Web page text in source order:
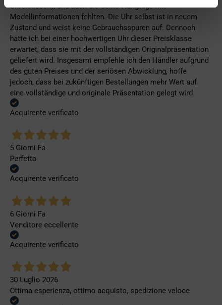
Uhrenkissen), und auch die Seiko-Hangtags mit
Modellinformationen fehlten. Die Uhr selbst ist in neuem
Zustand und weist keine Gebrauchsspuren auf. Dennoch
hätte ich bei einer hochwertigen Uhr dieser Preisklasse
erwartet, dass sie mit der vollständigen Originalpräsentation
geliefert wird. Insgesamt empfehle ich den Händler aufgrund
des guten Preises und der seriösen Abwicklung, hoffe
jedoch, dass bei zukünftigen Bestellungen mehr Wert auf
eine vollständige und originale Präsentation gelegt wird.
Acquirente verificato
5 Giorni Fa
Perfetto
Acquirente verificato
6 Giorni Fa
Venditore eccellente
Acquirente verificato
30 Luglio 2026
Ottima esperienza, ottimo acquisto, spedizione veloce